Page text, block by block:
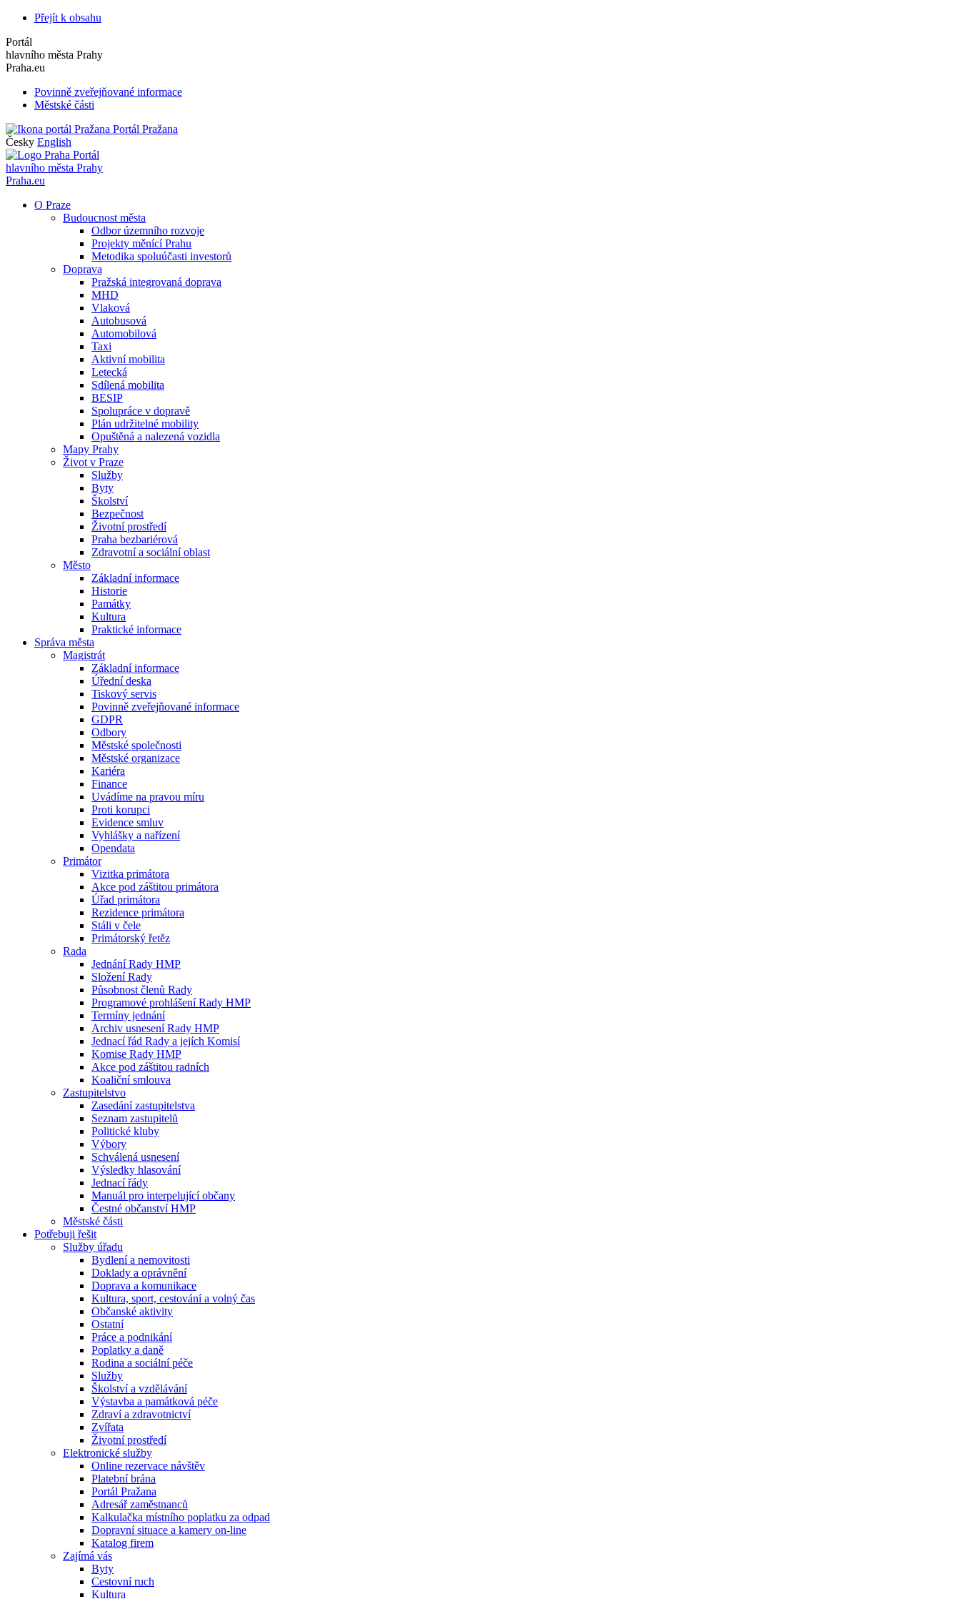
Přejít k obsahu
Portál
hlavního města Prahy
Praha.eu
Povinně zveřejňované informace
Městské části
Portál Pražana
Česky English
Portál
hlavního města Prahy
Praha.eu
O Praze
Budoucnost města
Odbor územního rozvoje
Projekty měnící Prahu
Metodika spoluúčasti investorů
Doprava
Pražská integrovaná doprava
MHD
Vlaková
Autobusová
Automobilová
Taxi
Aktivní mobilita
Letecká
Sdílená mobilita
BESIP
Spolupráce v dopravě
Plán udržitelné mobility
Opuštěná a nalezená vozidla
Mapy Prahy
Život v Praze
Služby
Byty
Školství
Bezpečnost
Životní prostředí
Praha bezbariérová
Zdravotní a sociální oblast
Město
Základní informace
Historie
Památky
Kultura
Praktické informace
Správa města
Magistrát
Základní informace
Úřední deska
Tiskový servis
Povinně zveřejňované informace
GDPR
Odbory
Městské společnosti
Městské organizace
Kariéra
Finance
Uvádíme na pravou míru
Proti korupci
Evidence smluv
Vyhlášky a nařízení
Opendata
Primátor
Vizitka primátora
Akce pod záštitou primátora
Úřad primátora
Rezidence primátora
Stáli v čele
Primátorský řetěz
Rada
Jednání Rady HMP
Složení Rady
Působnost členů Rady
Programové prohlášení Rady HMP
Termíny jednání
Archiv usnesení Rady HMP
Jednací řád Rady a jejích Komisí
Komise Rady HMP
Akce pod záštitou radních
Koaliční smlouva
Zastupitelstvo
Zasedání zastupitelstva
Seznam zastupitelů
Politické kluby
Výbory
Schválená usnesení
Výsledky hlasování
Jednací řády
Manuál pro interpelující občany
Čestné občanství HMP
Městské části
Potřebuji řešit
Služby úřadu
Bydlení a nemovitosti
Doklady a oprávnění
Doprava a komunikace
Kultura, sport, cestování a volný čas
Občanské aktivity
Ostatní
Práce a podnikání
Poplatky a daně
Rodina a sociální péče
Služby
Školství a vzdělávání
Výstavba a památková péče
Zdraví a zdravotnictví
Zvířata
Životní prostředí
Elektronické služby
Online rezervace návštěv
Platební brána
Portál Pražana
Adresář zaměstnanců
Kalkulačka místního poplatku za odpad
Dopravní situace a kamery on-line
Katalog firem
Zajímá vás
Byty
Cestovní ruch
Kultura